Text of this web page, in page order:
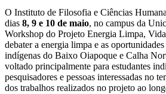
O Instituto de Filosofia e Ciências
dias 8, 9 e 10 de maio, no campus da
Workshop do Projeto Energia Limpa,
debater a energia limpa e as
indígenas do Baixo Oiapoque e Calha
voltado principalmente para estudantes
pesquisadores e pessoas interessadas no
dos trabalhos realizados no projeto ao